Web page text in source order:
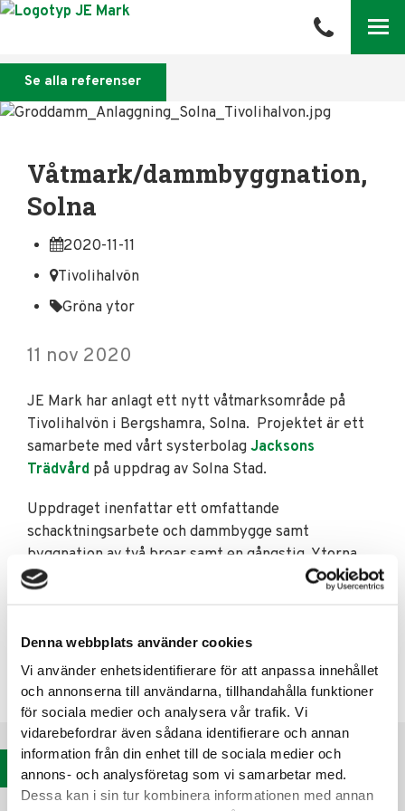
Denna webbplats använder cookies
Vi använder enhetsidentifierare för att anpassa innehållet
och annonserna till användarna, tillhandahålla funktioner
för sociala medier och analysera vår trafik. Vi
vidarebefordrar även sådana identifierare och annan
information från din enhet till de sociala medier och
annons- och analysföretag som vi samarbetar med.
Dessa kan i sin tur kombinera informationen med annan
Meny
Se alla referenser
Våtmark/dammbyggnation,
Solna
2020-11-11
Tivolihalvön
Gröna ytor
11 nov 2020
JE Mark har anlagt ett nytt våtmarksområde på
Tivolihalvön i Bergshamra, Solna. Projektet är ett
samarbete med vårt systerbolagJacksons
Trädvård på uppdrag av Solna Stad.
Uppdraget inenfattar ett omfattande
schacktningsarbete och dammbygge samt
byggnation av två broar samt en gångstig. Ytorna
runt den nya våtmarken har fått planteringar.
grodor och salamandrar. I anslutningen till dammen
finns ett grodhotell som kanske blir fullbelagt till
hösten och övervintringen.
Se alla referenser
« Alla nyheter